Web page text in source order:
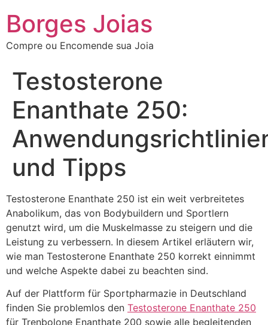
Borges Joias
Compre ou Encomende sua Joia
Testosterone
Enanthate 250:
und Tipps
Testosterone Enanthate 250 ist ein weit verbreitetes
Anabolikum, das von Bodybuildern und Sportlern
genutzt wird, um die Muskelmasse zu steigern und die
Leistung zu verbessern. In diesem Artikel erläutern wir,
wie man Testosterone Enanthate 250 korrekt einnimmt
und welche Aspekte dabei zu beachten sind.
Auf der Plattform für Sportpharmazie in Deutschland
finden Sie problemlos den Testosterone Enanthate 250
für Trenbolone Enanthate 200 sowie alle begleitenden